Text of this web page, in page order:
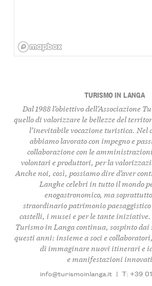
TURISMO IN LANGA
Dal 1988 l’obiettivo dell’Associazione
quello divalorizzare le bellezze del
l’inevitabile vocazione turistica. Nel
abbiamo lavorato con impegno e
collaborazione con le
volontari e produttori, per la
Anche noi, così, possiamo dire d’aver
Langhe celebri in tutto il mondo
enogastronomico, ma
straordinariopatrimonio
castelli, i museie per le tante iniziative.
Turismo in Langa continua, sospinto dai
questi anni: insieme a soci e
di immaginare nuovi itinerari e
e manifestazioni
info@turismoinlanga.it | T: +39